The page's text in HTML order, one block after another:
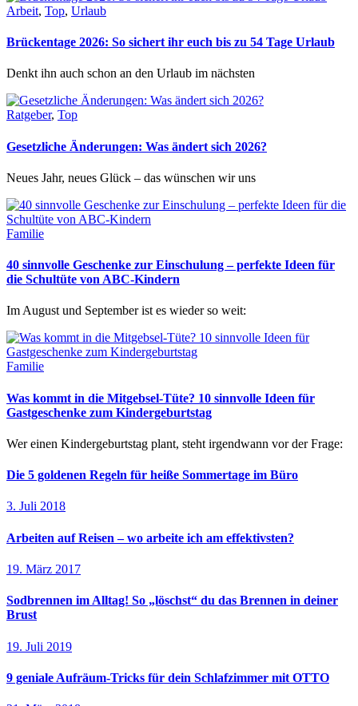
Arbeit, Top, Urlaub
Brückentage 2026: So sichert ihr euch bis zu 54 Tage Urlaub
Denkt ihn auch schon an den Urlaub im nächsten
Ratgeber, Top
Gesetzliche Änderungen: Was ändert sich 2026?
Neues Jahr, neues Glück – das wünschen wir uns
Familie
40 sinnvolle Geschenke zur Einschulung – perfekte Ideen für
die Schultüte von ABC-Kindern
Im August und September ist es wieder so weit:
Familie
Was kommt in die Mitgebsel-Tüte? 10 sinnvolle Ideen für
Gastgeschenke zum Kindergeburtstag
Wer einen Kindergeburtstag plant, steht irgendwann vor der Frage:
Die 5 goldenen Regeln für heiße Sommertage im Büro
3. Juli 2018
Arbeiten auf Reisen – wo arbeite ich am effektivsten?
19. März 2017
Sodbrennen im Alltag! So „löschst“ du das Brennen in deiner
Brust
19. Juli 2019
9 geniale Aufräum-Tricks für dein Schlafzimmer mit OTTO